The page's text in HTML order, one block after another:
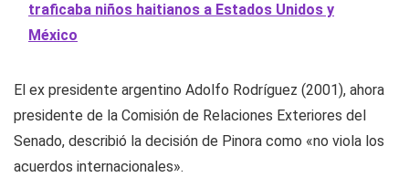
traficaba niños haitianos a Estados Unidos y
México
El ex presidente argentino Adolfo Rodríguez (2001), ahora
presidente de la Comisión de Relaciones Exteriores del
Senado, describió la decisión de Pinora como «no viola los
acuerdos internacionales».